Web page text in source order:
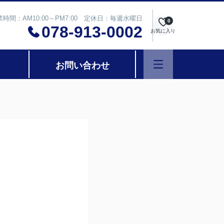
時間：AM10:00～PM7:00 定休日：毎週水曜日
078-913-0002 お気に入り
0
お問い合わせ